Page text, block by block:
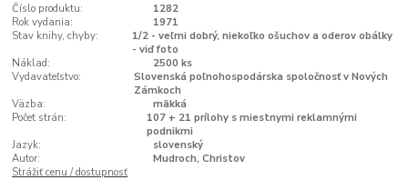
Číslo produktu:
1282
Rok vydania:
1971
Stav knihy, chyby:
1/2 - veľmi dobrý, niekoľko ošuchov a oderov obálky
- viď foto
Náklad:
2500 ks
Vydavateľstvo:
Slovenská poľnohospodárska spoločnosť v Nových
Zámkoch
Väzba:
mäkká
Počet strán:
107 + 21 prílohy s miestnymi reklamnými
podnikmi
Jazyk:
slovenský
Autor:
Mudroch, Christov
Strážiť cenu / dostupnosť